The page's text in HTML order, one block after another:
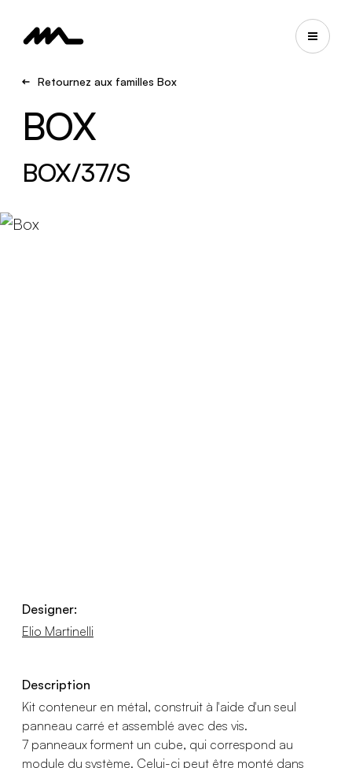
Retournez aux familles Box
BOX
BOX/37/S
Designer:
Elio Martinelli
Description
Kit conteneur en métal, construit à l'aide d'un seul
panneau carré et assemblé avec des vis.
7 panneaux forment un cube, qui correspond au
module du système. Celui-ci peut être monté dans